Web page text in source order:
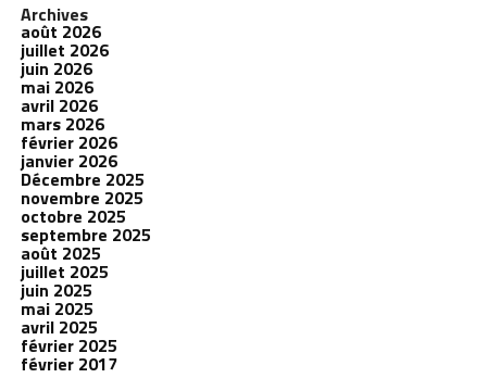
Archives
août 2026
juillet 2026
juin 2026
mai 2026
avril 2026
mars 2026
février 2026
janvier 2026
Décembre 2025
novembre 2025
octobre 2025
septembre 2025
août 2025
juillet 2025
juin 2025
mai 2025
avril 2025
février 2025
février 2017